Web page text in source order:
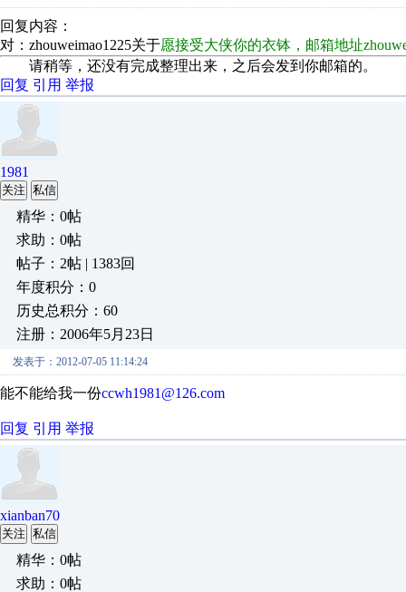
回复内容：
对：zhouweimao1225关于愿接受大侠你的衣钵，邮箱地址
请稍等，还没有完成整理出来，之后会发到你邮箱的。
回复 引用 举报
1981
关注 私信
精华：0帖
求助：0帖
帖子：2帖 | 1383回
年度积分：0
历史总积分：60
注册：2006年5月23日
发表于：2012-07-05 11:14:24
能不能给我一份ccwh1981@126.com
回复 引用 举报
xianban70
关注 私信
精华：0帖
求助：0帖